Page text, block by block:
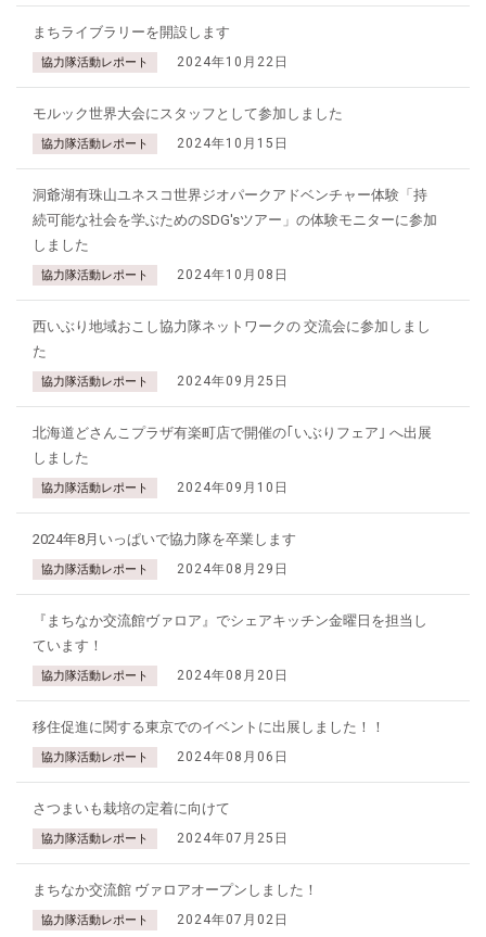
まちライブラリーを開設します
協力隊活動レポート 2024年10月22日
モルック世界大会にスタッフとして参加しました
協力隊活動レポート 2024年10月15日
洞爺湖有珠山ユネスコ世界ジオパークアドベンチャー体験「持
続可能な社会を学ぶためのSDG'sツアー」の体験モニターに参加
しました
協力隊活動レポート 2024年10月08日
西いぶり地域おこし協力隊ネットワークの 交流会に参加しまし
た
協力隊活動レポート 2024年09月25日
北海道どさんこプラザ有楽町店で開催の｢いぶりフェア｣ へ出展
しました
協力隊活動レポート 2024年09月10日
2024年8月いっぱいで協力隊を卒業します
協力隊活動レポート 2024年08月29日
『まちなか交流館ヴァロア』でシェアキッチン金曜日を担当し
ています！
協力隊活動レポート 2024年08月20日
移住促進に関する東京でのイベントに出展しました！！
協力隊活動レポート 2024年08月06日
さつまいも栽培の定着に向けて
協力隊活動レポート 2024年07月25日
まちなか交流館 ヴァロアオープンしました！
協力隊活動レポート 2024年07月02日